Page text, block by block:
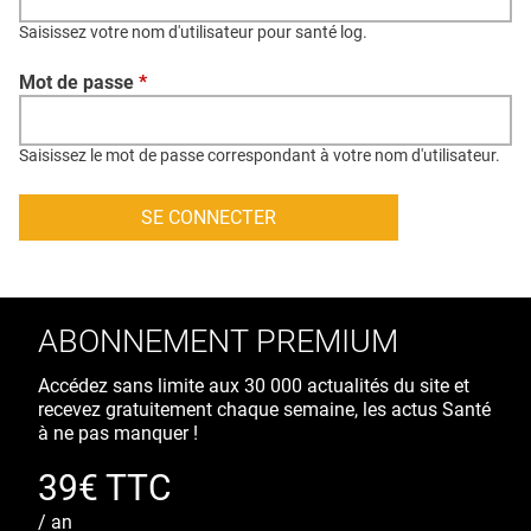
CONTACT
CRÉDITS
Saisissez votre nom d'utilisateur pour santé log.
Mot de passe *
Saisissez le mot de passe correspondant à votre nom d'utilisateur.
ABONNEMENT PREMIUM
Accédez sans limite aux 30 000 actualités du site et
recevez gratuitement chaque semaine, les actus Santé
à ne pas manquer !
39€ TTC
/ an